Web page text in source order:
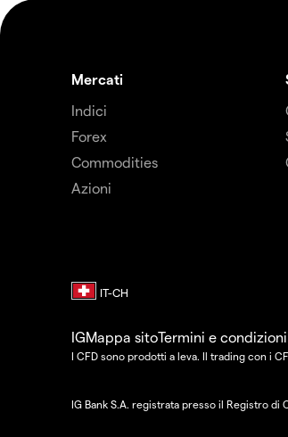
Mercati
Indici
Forex
Commodities
Azioni
IGMappa sitoTermini e condizioni
I CFD sono prodotti a leva. Il trading con i
IG Bank S.A. registrata presso il Registro di